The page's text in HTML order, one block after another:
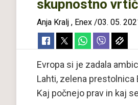
skupnostno
Anja Kralj , Enex /03. 05.
Evropa si je zadala
Lahti, zelena prestolnica
Kaj počnejo prav in kaj